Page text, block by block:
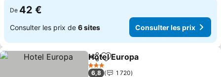
De 42 €
Consulter les prix de 6 sites Consulter les prix
PartagerAjouter à mes favoris
Hotel Europa
3 Étoiles
6,8
1 720